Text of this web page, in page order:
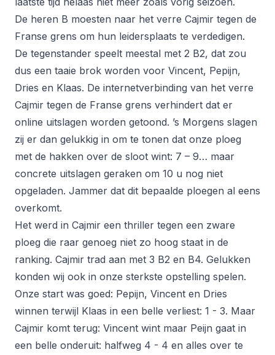
De heren B moesten naar het verre Cajmir tegen de
Franse grens om hun leidersplaats te verdedigen.
De tegenstander speelt meestal met 2 B2, dat zou
dus een taaie brok worden voor Vincent, Pepijn,
Dries en Klaas. De internetverbinding van het verre
Cajmir tegen de Franse grens verhindert dat er
online uitslagen worden getoond. ’s Morgens slagen
zij er dan gelukkig in om te tonen dat onze ploeg
met de hakken over de sloot wint: 7 – 9… maar
concrete uitslagen geraken om 10 u nog niet
opgeladen. Jammer dat dit bepaalde ploegen al eens
overkomt.
Het werd in Cajmir een thriller tegen een zware
ploeg die raar genoeg niet zo hoog staat in de
ranking. Cajmir trad aan met 3 B2 en B4. Gelukken
konden wij ook in onze sterkste opstelling spelen.
Onze start was goed: Pepijn, Vincent en Dries
winnen terwijl Klaas in een belle verliest: 1 - 3. Maar
Cajmir komt terug: Vincent wint maar Peijn gaat in
een belle onderuit: halfweg 4 - 4 en alles over te